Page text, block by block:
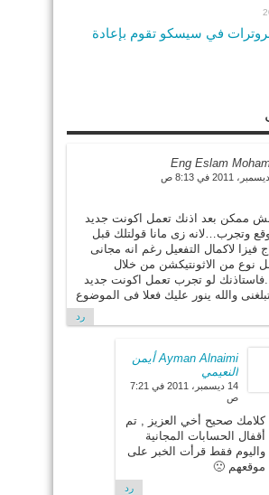
في سيسكو تقوم بإعادة
Eng Eslam
ممكن بعد اذنك تعمل اكونت جديد
وتجرب…لانه زى مانا قولتلك قبل
فيزا لاكمال التفعيل رغم انه مجانى
نوع من الاثونتيكشن من خلال
لو تجرب تعمل اكونت جديد
والله ينور عليك فعلا فى الموضوع
رد
Ayman Alnaimi أيمن
النعيمي
14 ديسمبر، 2011 في 7:21
ص
كلامك صحيح أخي العزيز , تم
أقفال الحسابات المجانية
واليوم فقط قرأت الخبر على
موقعهم 🙁
رد